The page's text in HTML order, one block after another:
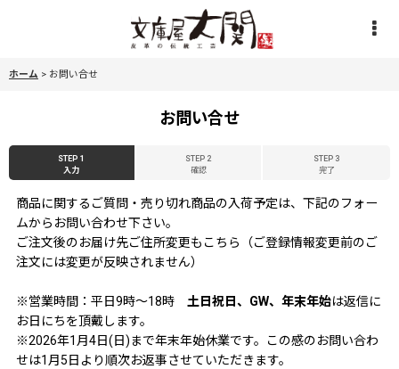
ホーム > お問い合せ
お問い合せ
STEP 1
入力
STEP 2
確認
STEP 3
完了
商品に関するご質問・売り切れ商品の入荷予定は、下記のフォー
ムからお問い合わせ下さい。
ご注文後のお届け先ご住所変更もこちら（ご登録情報変更前のご
注文には変更が反映されません）
※営業時間：平日9時〜18時 土日祝日、GW、年末年始は返信に
お日にちを頂戴します。
※2026年1月4日(日)まで年末年始休業です。この感のお問い合わ
せは1月5日より順次お返事させていただきます。